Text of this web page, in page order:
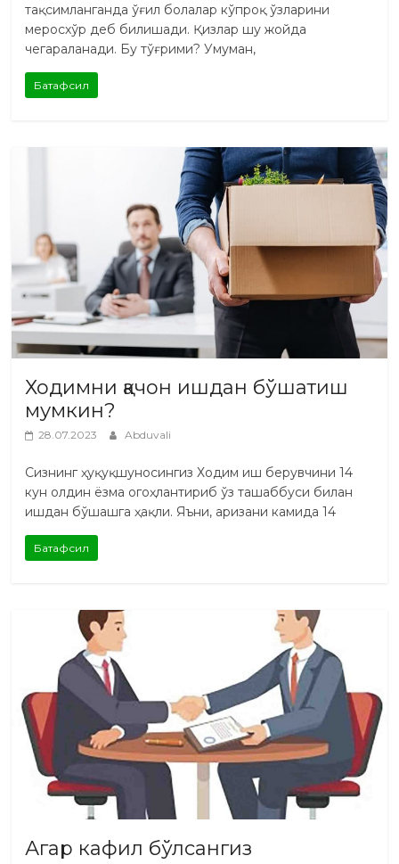
тақсимланганда ўғил болалар кўпроқ ўзларини
меросхўр деб билишади. Қизлар шу жойда
чегараланади. Бу тўғрими? Умуман,
Батафсил
Ходимни қачон ишдан бўшатиш
мумкин?
28.07.2023 Abduvali
Сизнинг ҳуқуқшуносингиз Ходим иш берувчини 14
кун олдин ёзма огоҳлантириб ўз ташаббуси билан
ишдан бўшашга ҳақли. Яъни, аризани камида 14
Батафсил
Агар кафил бўлсангиз